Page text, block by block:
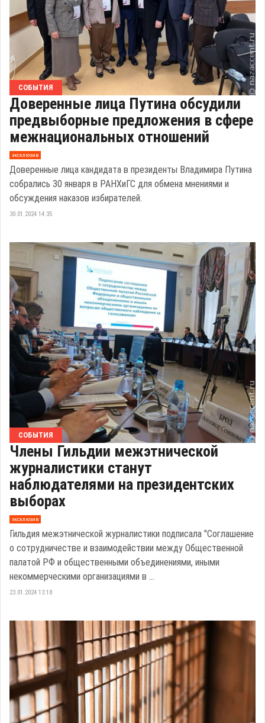
СОБЫТИЯ
Доверенные лица Путина обсудили
предвыборные предложения в сфере
межнациональных отношений
эксклюзив
Доверенные лица кандидата в президенты Владимира Путина
собрались 30 января в РАНХиГС для обмена мнениями и
обсуждения наказов избирателей.
30.01.2024 14:35
СОБЫТИЯ
Члены Гильдии межэтнической
журналистики станут
наблюдателями на президентских
выборах
эксклюзив
Гильдия межэтнической журналистики подписала "Соглашение
о сотрудничестве и взаимодействии между Общественной
палатой РФ и общественными объединениями, иными
некоммерческими организациями в ...
23.01.2024 13:18